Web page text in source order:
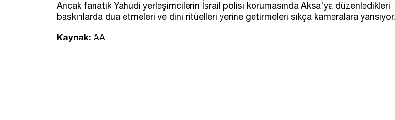
Ancak fanatik Yahudi yerleşimcilerin İsrail polisi korumasında Aksa'ya düzenledikleri
baskınlarda dua etmeleri ve dini ritüelleri yerine getirmeleri sıkça kameralara yansıyor.
Kaynak: AA